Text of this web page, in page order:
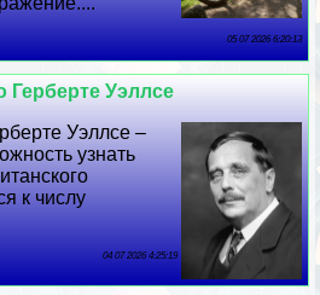
05 07 2026 6:20:13
Герберте Уэллсе
Уэллсе –
узнать
к числу
04 07 2026 4:25:19